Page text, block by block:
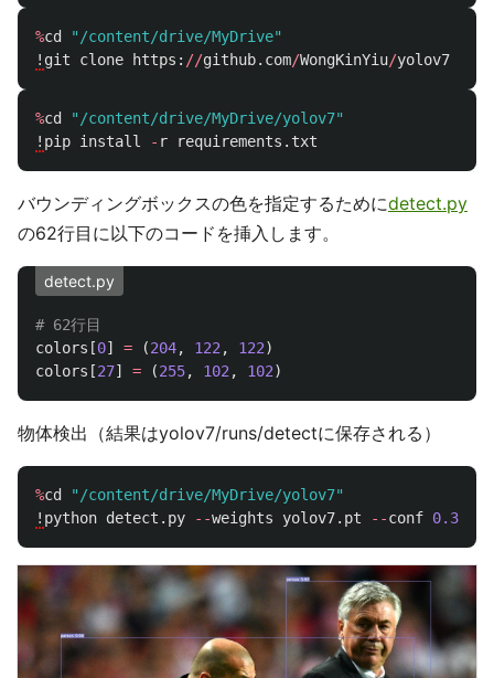
%cd " /content/drive/MyDrive"
! git clone https : //github. com/WongKinYiu/yolov7
%cd " /content/drive/MyDrive/yolov7"
! pip install - r requirements . txt
バウンディングボックスの色を指定するためにdetect.py
の62行目に以下のコードを挿入します。
detect.py
colors [0] = (204, 122 , 122)
colors [27] = (255, 102 , 102)
物体検出（結果はyolov7/runs/detectに保存される）
%cd " /content/drive/MyDrive/yolov7"
! python detect . py --weights yolov7. pt --conf 0.3